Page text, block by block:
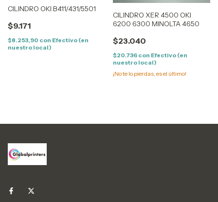
CILINDRO OKI B411/431/5501
$9.171
$8.253,90 con Efectivo (en
nuestro local)
CILINDRO XER 4500 OKI
6200 6300 MINOLTA 4650
$23.040
$20.736 con Efectivo (en
nuestro local)
¡No te lo pierdas, es el último!